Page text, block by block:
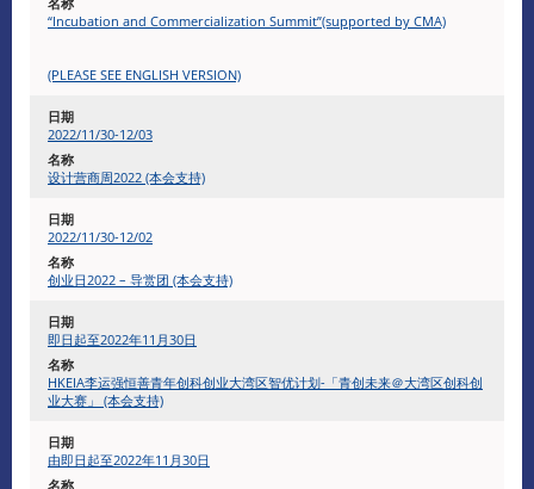
“Incubation and Commercialization Summit”(supported by CMA)
(PLEASE SEE ENGLISH VERSION)
2022/11/30-12/03
设计营商周2022 (本会支持)
2022/11/30-12/02
创业日2022 – 导赏团 (本会支持)
即日起至2022年11月30日
HKEIA李运强恒善青年创科创业大湾区智优计划-「青创未来＠大湾区创科创
业大赛」 (本会支持)
由即日起至2022年11月30日